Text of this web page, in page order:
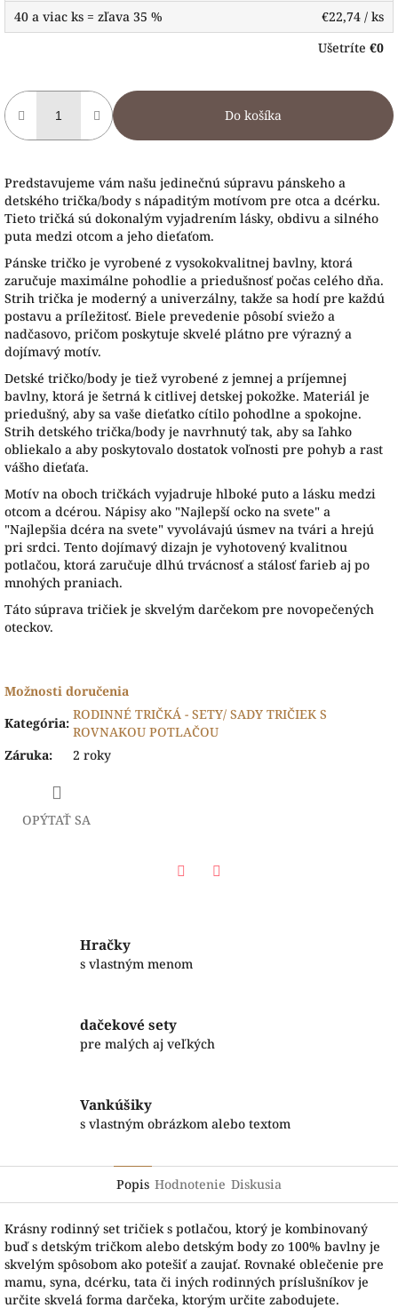
40 a viac ks = zľava 35 %
€22,74 / ks
Ušetríte €0
Do košíka
Predstavujeme vám našu jedinečnú súpravu pánskeho a
detského trička/body s nápaditým motívom pre otca a dcérku.
Tieto tričká sú dokonalým vyjadrením lásky, obdivu a silného
puta medzi otcom a jeho dieťaťom.
Pánske tričko je vyrobené z vysokokvalitnej bavlny, ktorá
zaručuje maximálne pohodlie a priedušnosť počas celého dňa.
Strih trička je moderný a univerzálny, takže sa hodí pre každú
postavu a príležitosť. Biele prevedenie pôsobí sviežo a
nadčasovo, pričom poskytuje skvelé plátno pre výrazný a
dojímavý motív.
Detské tričko/body je tiež vyrobené z jemnej a príjemnej
bavlny, ktorá je šetrná k citlivej detskej pokožke. Materiál je
priedušný, aby sa vaše dieťatko cítilo pohodlne a spokojne.
Strih detského trička/body je navrhnutý tak, aby sa ľahko
obliekalo a aby poskytovalo dostatok voľnosti pre pohyb a rast
vášho dieťaťa.
Motív na oboch tričkách vyjadruje hlboké puto a lásku medzi
otcom a dcérou. Nápisy ako "Najlepší ocko na svete" a
"Najlepšia dcéra na svete" vyvolávajú úsmev na tvári a hrejú
pri srdci. Tento dojímavý dizajn je vyhotovený kvalitnou
potlačou, ktorá zaručuje dlhú trvácnosť a stálosť farieb aj po
mnohých praniach.
Táto súprava tričiek je skvelým darčekom pre novopečených
oteckov.
Možnosti doručenia
Kategória:
RODINNÉ TRIČKÁ - SETY/ SADY TRIČIEK S
ROVNAKOU POTLAČOU
Záruka: 2 roky
OPÝTAŤ SA
Hračky
s vlastným menom
dačekové sety
pre malých aj veľkých
Vankúšiky
s vlastným obrázkom alebo textom
Popis Hodnotenie Diskusia
Krásny rodinný set tričiek s potlačou, ktorý je kombinovaný
buď s detským tričkom alebo detským body zo 100% bavlny je
skvelým spôsobom ako potešiť a zaujať. Rovnaké oblečenie pre
mamu, syna, dcérku, tata či iných rodinných príslušníkov je
určite skvelá forma darčeka, ktorým určite zabodujete.